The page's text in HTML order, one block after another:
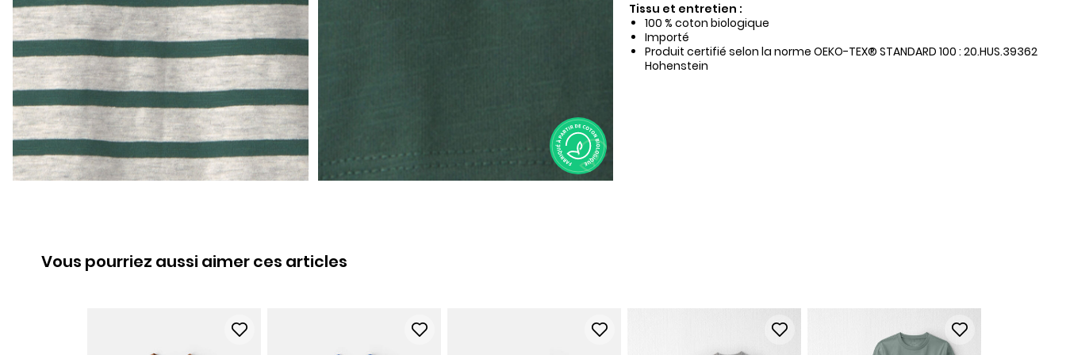
Tissu et entretien :
100 % coton biologique
Importé
Produit certifié selon la norme OEKO-TEX® STANDARD 100 : 20.HUS.39362
Hohenstein
Vous pourriez aussi aimer ces articles